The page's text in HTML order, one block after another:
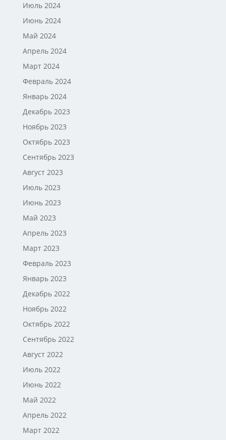
Июль 2024
Июнь 2024
Май 2024
Апрель 2024
Март 2024
Февраль 2024
Январь 2024
Декабрь 2023
Ноябрь 2023
Октябрь 2023
Сентябрь 2023
Август 2023
Июль 2023
Июнь 2023
Май 2023
Апрель 2023
Март 2023
Февраль 2023
Январь 2023
Декабрь 2022
Ноябрь 2022
Октябрь 2022
Сентябрь 2022
Август 2022
Июль 2022
Июнь 2022
Май 2022
Апрель 2022
Март 2022